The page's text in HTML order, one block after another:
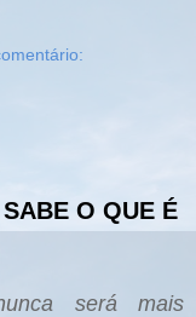
O QUE É
será mais